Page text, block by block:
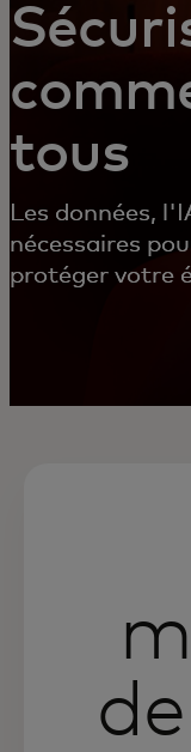
tous
Les données,
nécessaires
protéger votre